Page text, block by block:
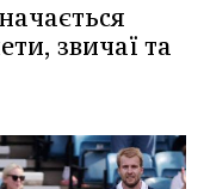
звичаї та